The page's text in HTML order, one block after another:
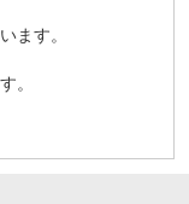
ます。
。